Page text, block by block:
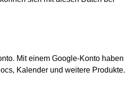
Mit einem Google-Konto haben
Kalender und weitere Produkte.